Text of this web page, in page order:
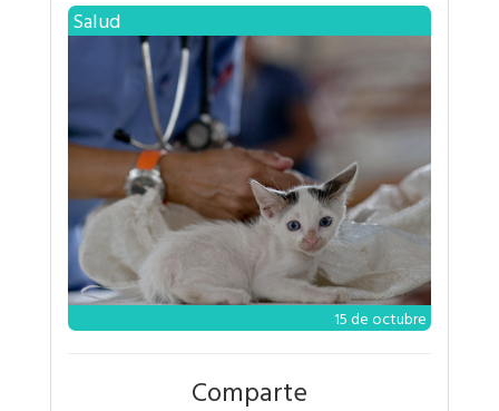
Salud
15 de octubre
Comparte